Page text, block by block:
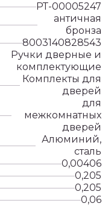
РТ-00005247
античная
бронза
8003140828543
Ручки дверные и
комплектующие
Комплекты для
дверей
для
межкомнатных
дверей
Алюминий,
сталь
0,00406
0,205
0,205
0,06